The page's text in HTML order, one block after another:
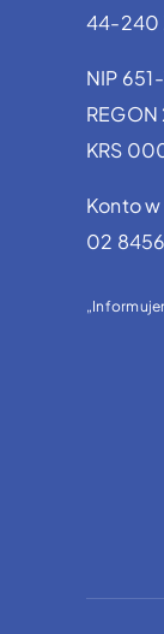
44-240
NIP
KRS
Konto
02